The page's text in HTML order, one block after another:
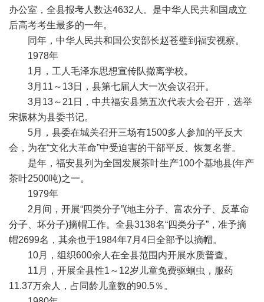
办公室，全县报考人数达4632人。是中华人民共和国成立
后高考考生最多的一年。
同年，中华人民共和国公安部长赵苍璧到福安视察。
1978年
1月，工人毛泽东思想宣传队撤离学校。
3月11～13日，县第七届人大一次会议召开。
3月13～21日，中共福安县第五次代表大会召开，选举
宋振林为县委书记。
5月，县委在城关召开三场有1500多人参加的平反大
会，为在“文化大革命”中受迫害的干部平反、恢复名誉。
是年，福安县列为全国发展茶叶生产100个基地县(年产
茶叶2500吨)之一。
1979年
2月间，开展“四类分子”(地主分子、富农分子、反革命
分子、坏分子)摘帽工作。全县3138名“四类分子”，准予摘
帽2699名，其余也于1984年7月4日全部予以摘帽。
10月，组织600余人在全县范围内开展水质普查。
11月，开展全县性1～12岁儿童免费驱蛔虫，服药
11.37万余人，占同龄儿童数的90.5％。